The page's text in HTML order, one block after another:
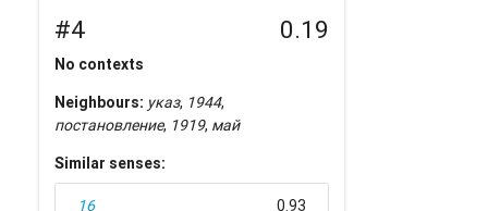
#4 0.19
No contexts
Neighbours: указ, 1944,
постановление, 1919, май
Similar senses:
16 0.93